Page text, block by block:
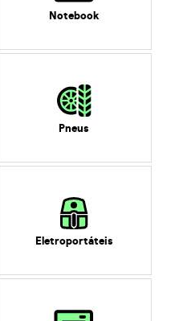
Notebook
Pneus
Eletroportáteis